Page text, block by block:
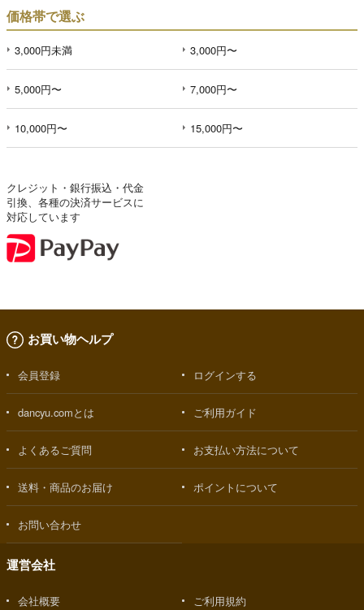
価格帯で選ぶ
3,000円未満 3,000円〜
5,000円〜 7,000円〜
10,000円〜 15,000円〜
クレジット・銀行振込・代金
引換、各種の決済サービスに
対応しています
お買い物ヘルプ
会員登録 ログインする
dancyu.comとは ご利用ガイド
よくあるご質問 お支払い方法について
送料・商品のお届け ポイントについて
お問い合わせ
運営会社
会社概要 ご利用規約